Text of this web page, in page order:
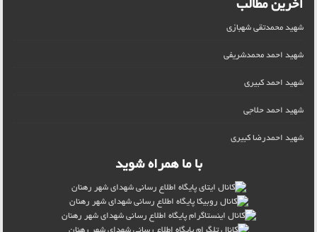
آخرین مطالب
شهید محمدتقی شهبازی
شهید احمد محمدشریفی
شهید احمد کبیری
شهید احمد حلاجی
شهید احمدرضا کبیری
با ما همراه شوید